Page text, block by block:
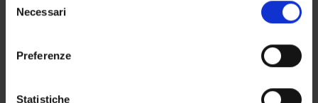
modificare o revocare il proprio consenso in qualsiasi
momento dalla Dichiarazione sui cookie o facendo clic
raccogliere informazioni sulla tua posizione
delNecessari
Preferenze
Statistiche
COMMITTEES